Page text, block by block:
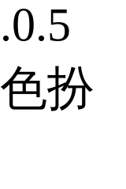
扮